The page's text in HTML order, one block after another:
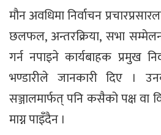
मौन अवधिमा निर्वाचन
छलफल, अन्तरक्रिया, सभा
गर्न नपाइने कार्यबाहक प्रमुख
भण्डारीले जानकारी दिए ।
सञ्जालमार्फत् पनि कसैको पक्ष वा
माग्न पाइँदैन ।